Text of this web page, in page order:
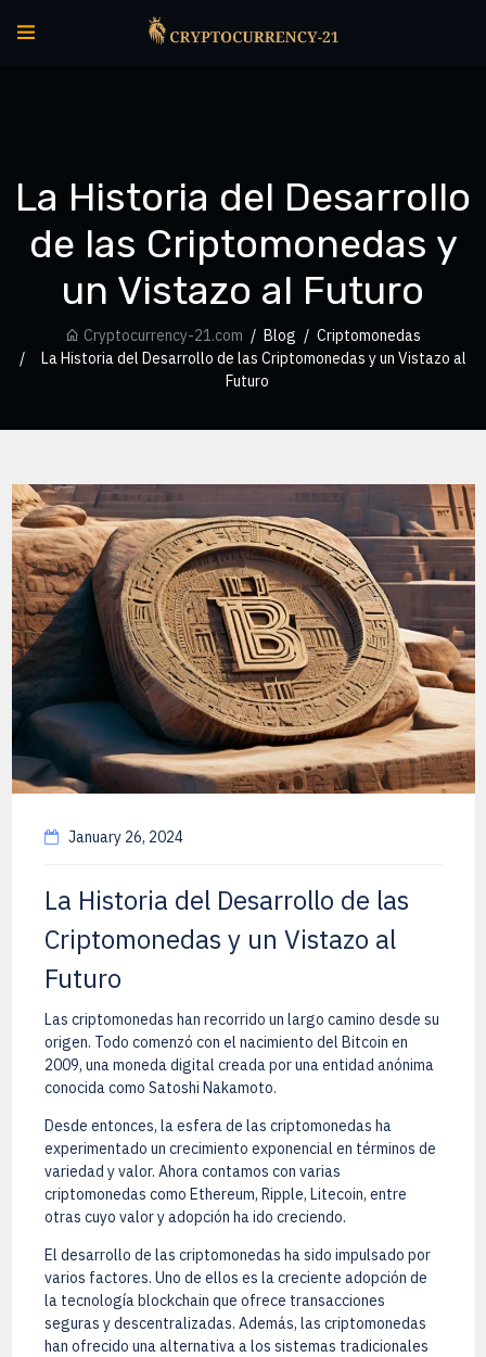
La Historia del Desarrollo
de las Criptomonedas y
un Vistazo al Futuro
Cryptocurrency-21.com Blog
Criptomonedas
La Historia del Desarrollo de las Criptomonedas y un Vistazo al
Futuro
January 26, 2024
La Historia del Desarrollo de las
Criptomonedas y un Vistazo al
Futuro
Las criptomonedas han recorrido un largo camino desde su
origen. Todo comenzó con el nacimiento del Bitcoin en
2009, una moneda digital creada por una entidad anónima
conocida como Satoshi Nakamoto.
Desde entonces, la esfera de las criptomonedas ha
experimentado un crecimiento exponencial en términos de
variedad y valor. Ahora contamos con varias
criptomonedas como Ethereum, Ripple, Litecoin, entre
otras cuyo valor y adopción ha ido creciendo.
El desarrollo de las criptomonedas ha sido impulsado por
varios factores. Uno de ellos es la creciente adopción de
la tecnología blockchain que ofrece transacciones
seguras y descentralizadas. Además, las criptomonedas
han ofrecido una alternativa a los sistemas tradicionales